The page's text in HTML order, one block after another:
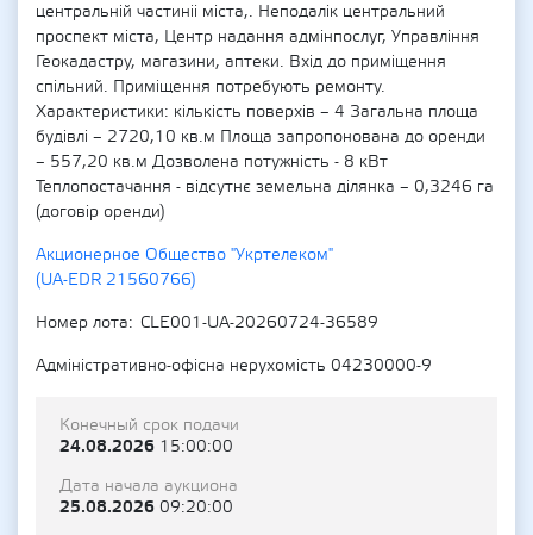
центральній частиніі міста,. Неподалік центральний
проспект міста, Центр надання адмінпослуг, Управління
Геокадастру, магазини, аптеки. Вхід до приміщення
спільний. Приміщення потребують ремонту.
Характеристики: кількість поверхів – 4 Загальна площа
будівлі – 2720,10 кв.м Площа запропонована до оренди
– 557,20 кв.м Дозволена потужність - 8 кВт
Теплопостачання - відсутнє земельна ділянка – 0,3246 га
(договір оренди)
Акционерное Общество "Укртелеком"
(UA-EDR 21560766)
Номер лота
CLE001-UA-20260724-36589
Адміністративно-офісна нерухомість 04230000-9
Конечный срок подачи
24.08.2026 15:00:00
Дата начала аукциона
25.08.2026 09:20:00